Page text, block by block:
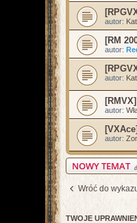
autor:
[RM
autor:
autor:
autor:
autor:
NOWY TEMAT
Wróć do
TWOJE